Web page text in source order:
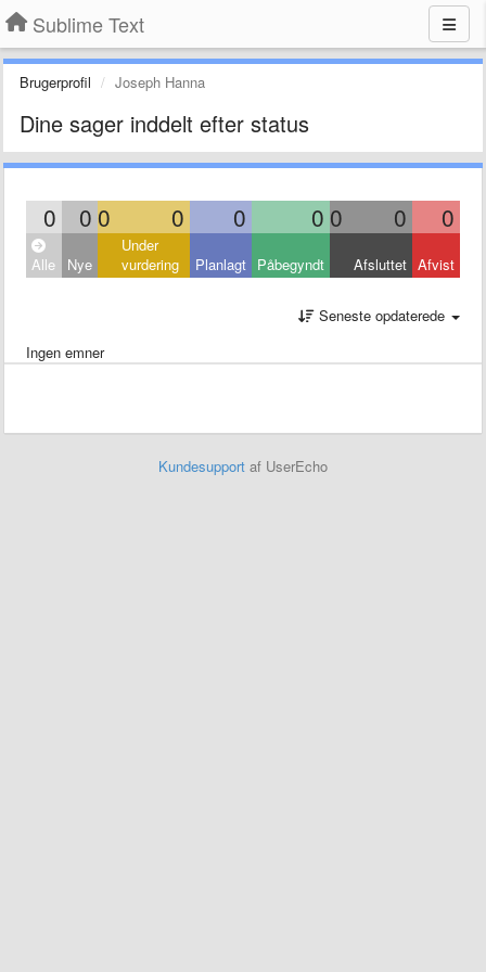
Sublime Text
Brugerprofil Joseph Hanna
Dine sager inddelt efter status
0 0 0 0 0 0 0 0 0
Alle Nye
Under
vurdering
Planlagt Påbegyndt Afsluttet Afvist
Seneste opdaterede
Ingen emner
Kundesupport af UserEcho